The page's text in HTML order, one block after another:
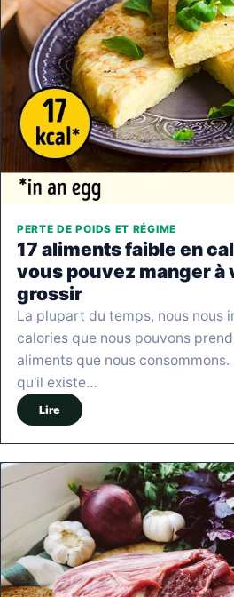
PERTE DE POIDS ET RÉGIME
17 aliments faible en
vous pouvez manger à
grossir
La plupart du temps, nous nous
calories que nous pouvons
aliments que nous
qu'il existe…
Lire